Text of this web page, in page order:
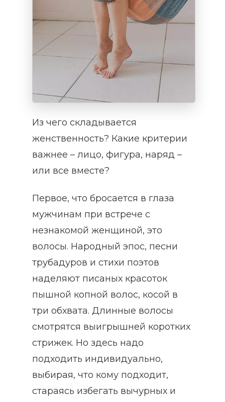
Из чего складывается
женственность? Какие критерии
важнее – лицо, фигура, наряд –
или все вместе?
Первое, что бросается в глаза
мужчинам при встрече с
незнакомой женщиной, это
волосы. Народный эпос, песни
трубадуров и стихи поэтов
наделяют писаных красоток
пышной копной волос, косой в
три обхвата. Длинные волосы
смотрятся выигрышней коротких
стрижек. Но здесь надо
подходить индивидуально,
выбирая, что кому подходит,
стараясь избегать вычурных и